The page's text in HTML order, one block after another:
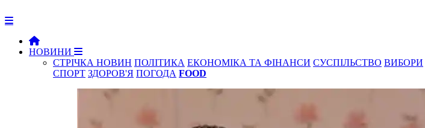
НОВИНИ
СТРІЧКА НОВИН ПОЛІТИКА ЕКОНОМІКА ТА ФІНАНСИ СУСПІЛЬСТВО ВИБОРИ
СПОРТ ЗДОРОВ'Я ПОГОДА FOOD